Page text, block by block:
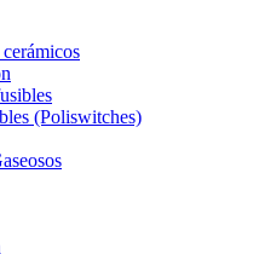
(Poliswitches)